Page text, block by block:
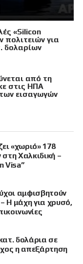
«Silicon
για
δολαρίων
από τη
στις ΗΠΑ
εισαγωγών
«χωριό» 178
Χαλκιδική –
Visa”
αμφισβητούν
Η μάχη για χρυσό,
δολάρια σε
η απεξάρτηση